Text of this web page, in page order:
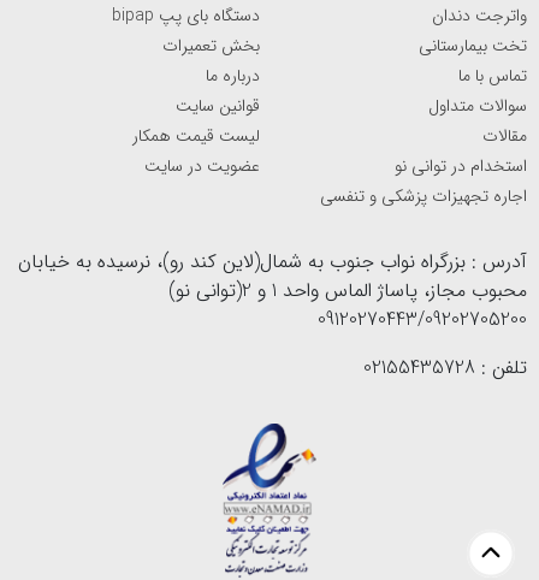
واترجت دندان
دستگاه بای پپ bipap
تخت بیمارستانی
بخش تعمیرات
تماس با ما
درباره ما
سوالات متداول
قوانین سایت
مقالات
لیست قیمت همکار
استخدام در توانی نو
عضویت در سایت
اجاره تجهیزات پزشکی و تنفسی
آدرس : بزرگراه نواب جنوب به شمال(لاین کند رو)، نرسیده به خیابان
محبوب مجاز، پاساژ الماس واحد 1 و 2(توانی نو)
09120270443/09202705200
تلفن : 02155435728